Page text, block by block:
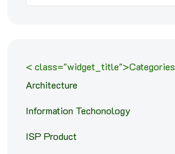
< class="widget_title">Categories
Architecture
Information Techonology
ISP Product